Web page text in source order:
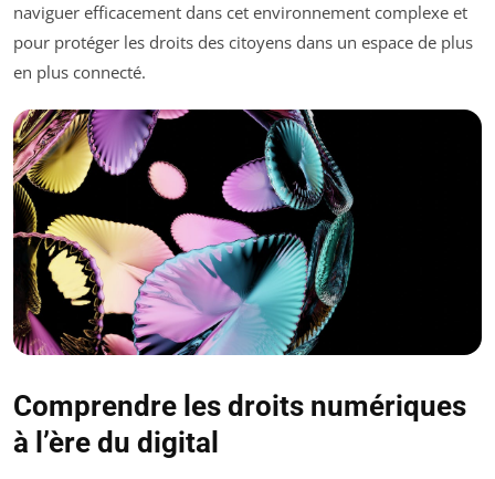
naviguer efficacement dans cet environnement complexe et
pour protéger les droits des citoyens dans un espace de plus
en plus connecté.
Comprendre les droits numériques
à l’ère du digital